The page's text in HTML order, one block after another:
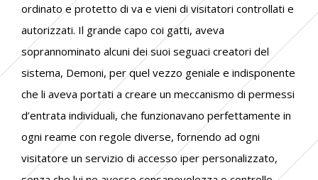
ordinato e protetto di va e vieni di visitatori controllati e
autorizzati. Il grande capo coi gatti, aveva
soprannominato alcuni dei suoi seguaci creatori del
sistema, Demoni, per quel vezzo geniale e indisponente
che li aveva portati a creare un meccanismo di permessi
d’entrata individuali, che funzionavano perfettamente in
ogni reame con regole diverse, fornendo ad ogni
visitatore un servizio di accesso iper personalizzato,